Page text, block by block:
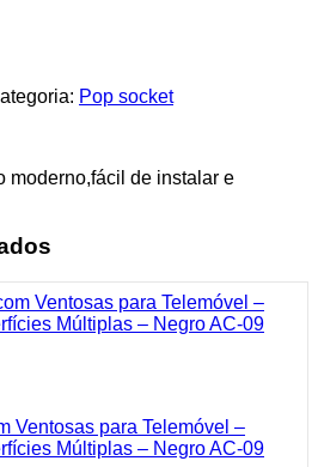
Pop socket
moderno,fácil de instalar e
Ventosas para Telemóvel –
Múltiplas – Negro AC-09